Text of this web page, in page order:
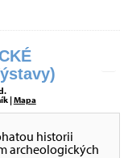
|Mapa
historii
archeologických